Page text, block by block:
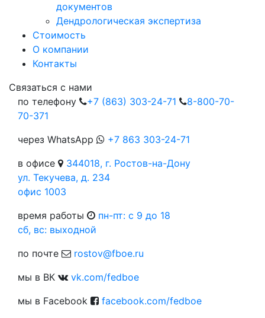
документов
Дендрологическая экспертиза
Стоимость
О компании
Контакты
Cвязаться с нами
по телефону
+7 (863) 303-24-71
8-800-70-
70-371
через WhatsApp
+7 863 303-24-71
в офисе
344018, г. Ростов-на-Дону
ул. Текучева, д. 234
офис 1003
время работы
пн-пт: c 9 до 18
сб, вс: выходной
по почте
rostov@fboe.ru
мы в ВК
vk.com/fedboe
мы в Facebook
facebook.com/fedboe